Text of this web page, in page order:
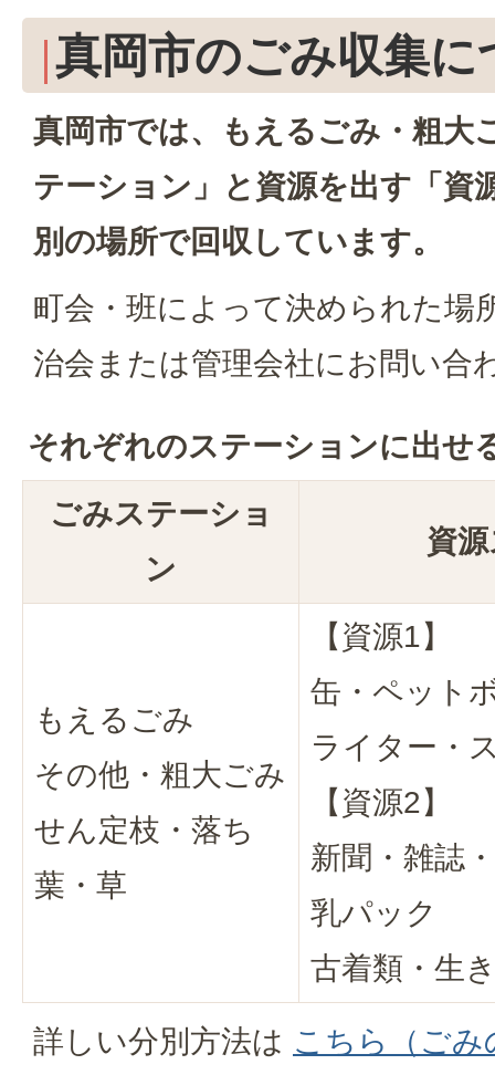
真岡市のごみ収集に
真岡市では、もえるごみ・粗大
テーション」と資源を出す「資
別の場所で回収しています。
町会・班によって決められた場
治会または管理会社にお問い合
それぞれのステーションに出せ
ごみステーショ
ン
資
もえるごみ
その他・粗大ごみ
せん定枝・落ち
葉・草
【資源1】
缶・ペット
ライター・
【資源2】
新聞・雑誌
乳パック
古着類・生
詳しい分別方法は こちら（ごみ